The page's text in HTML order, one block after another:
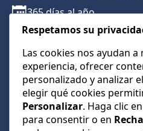
365 días al año
Traslados con reserva
Atención por teléfono y
CONTÁCTANOS
+34 622 01 23 74
+34 622 01 23 74
Respetamos su
Las cookies nos ayudan a
experiencia, ofrecer
personalizado y analizar
elegir qué cookies
Personalizar. Haga clic en
para consentir o en